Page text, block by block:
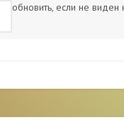
обновить, если не виден